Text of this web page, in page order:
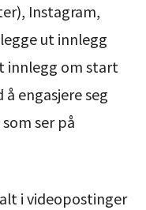
Instagram,
ut innlegg
innlegg om start
engasjere seg
ser på
i videopostinger